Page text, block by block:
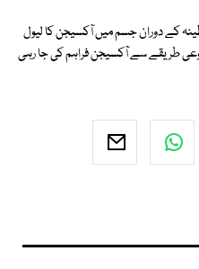
کے دوران جسم میں آکسیجن کا لیول
طریقے سے آکسیجن فراہم کی جا رہی